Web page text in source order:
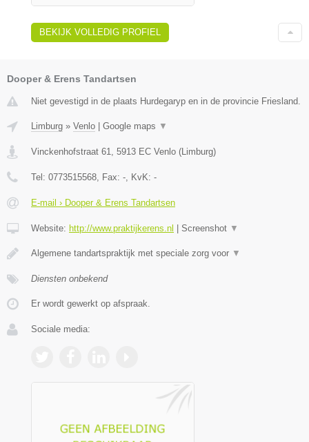
BEKIJK VOLLEDIG PROFIEL
Dooper & Erens Tandartsen
Niet gevestigd in de plaats Hurdegaryp en in de provincie Friesland.
Limburg » Venlo Google maps ▼
Vinckenhofstraat 61, 5913 EC Venlo (Limburg)
Tel: 0773515568, Fax: -, KvK: -
E-mail › Dooper & Erens Tandartsen
Website: http://www.praktijkerens.nl Screenshot ▼
Algemene tandartspraktijk met speciale zorg voor ▼
Diensten onbekend
Er wordt gewerkt op afspraak.
Sociale media: